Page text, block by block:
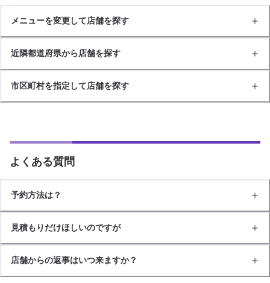
メニューを変更して店舗を探す
近隣都道府県から店舗を探す
市区町村を指定して店舗を探す
よくある質問
予約方法は？
見積もりだけほしいのですが
店舗からの返事はいつ来ますか？